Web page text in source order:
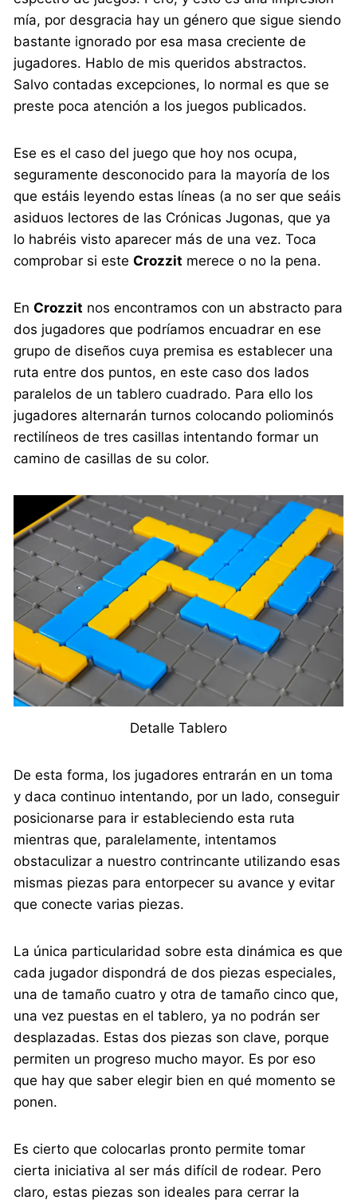
mía, por desgracia hay un género que sigue siendo
bastante ignorado por esa masa creciente de
jugadores. Hablo de mis queridos abstractos.
Salvo contadas excepciones, lo normal es que se
preste poca atención a los juegos publicados.
Ese es el caso del juego que hoy nos ocupa,
seguramente desconocido para la mayoría de los
que estáis leyendo estas líneas (a no ser que seáis
asiduos lectores de las Crónicas Jugonas, que ya
lo habréis visto aparecer más de una vez. Toca
comprobar si esteCrozzit merece o no la pena.
EnCrozzit nos encontramos con un abstracto para
dos jugadores que podríamos encuadrar en ese
grupo de diseños cuya premisa es establecer una
ruta entre dos puntos, en este caso dos lados
paralelos de un tablero cuadrado. Para ello los
jugadores alternarán turnos colocando poliominós
rectilíneos de tres casillas intentando formar un
camino de casillas de su color.
Detalle Tablero
De esta forma, los jugadores entrarán en un toma
y daca continuo intentando, por un lado, conseguir
posicionarse para ir estableciendo esta ruta
mientras que, paralelamente, intentamos
obstaculizar a nuestro contrincante utilizando esas
mismas piezas para entorpecer su avance y evitar
que conecte varias piezas.
La única particularidad sobre esta dinámica es que
cada jugador dispondrá de dos piezas especiales,
una de tamaño cuatro y otra de tamaño cinco que,
una vez puestas en el tablero, ya no podrán ser
desplazadas. Estas dos piezas son clave, porque
permiten un progreso mucho mayor. Es por eso
que hay que saber elegir bien en qué momento se
ponen.
Es cierto que colocarlas pronto permite tomar
cierta iniciativa al ser más difícil de rodear. Pero
claro, estas piezas son ideales para cerrar la